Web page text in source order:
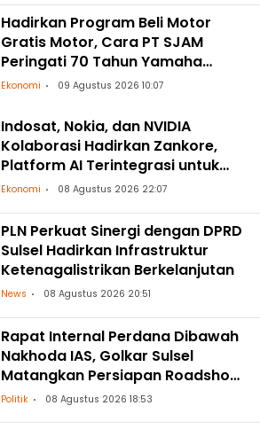
Hadirkan Program Beli Motor
Gratis Motor, Cara PT SJAM
Peringati 70 Tahun Yamaha
Indonesia dan HUT RI ke-81
Ekonomi 09 Agustus 2026 10:07
Indosat, Nokia, dan NVIDIA
Kolaborasi Hadirkan Zankore,
Platform AI Terintegrasi untuk
Asia-Pasifik
Ekonomi 08 Agustus 2026 22:07
PLN Perkuat Sinergi dengan DPRD
Sulsel Hadirkan Infrastruktur
Ketenagalistrikan Berkelanjutan
News 08 Agustus 2026 20:51
Rapat Internal Perdana Dibawah
Nakhoda IAS, Golkar Sulsel
Matangkan Persiapan Roadshow
ke Daerah
Politik 08 Agustus 2026 18:53